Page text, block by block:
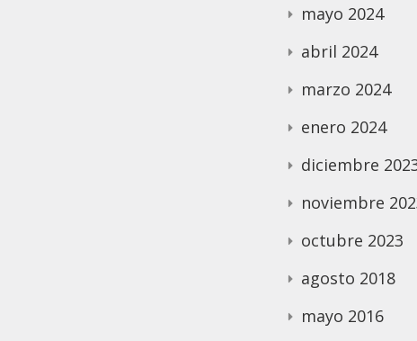
mayo 2024
abril 2024
marzo 2024
enero 2024
diciembre
noviembre
octubre 2023
agosto 2018
mayo 2016